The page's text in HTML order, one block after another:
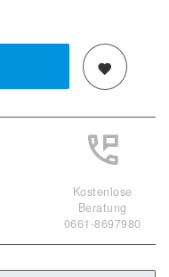
Kostenlose
Beratung
0661-8697980